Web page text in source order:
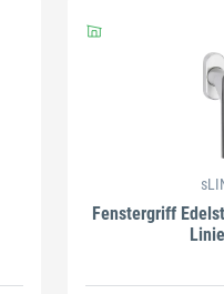
Fenstergriff